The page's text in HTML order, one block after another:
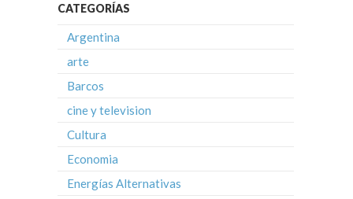
CATEGORÍAS
Argentina
arte
Barcos
cine y television
Cultura
Economia
Energías Alternativas